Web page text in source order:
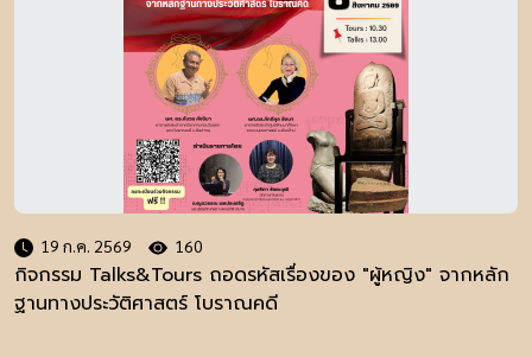
19 ก.ค. 2569 160
กิจกรรม Talks&Tours ถอดรหัสเรื่องของ "ผู้หญิง" จากหลัก
ฐานทางประวัติศาสตร์ โบราณคดี